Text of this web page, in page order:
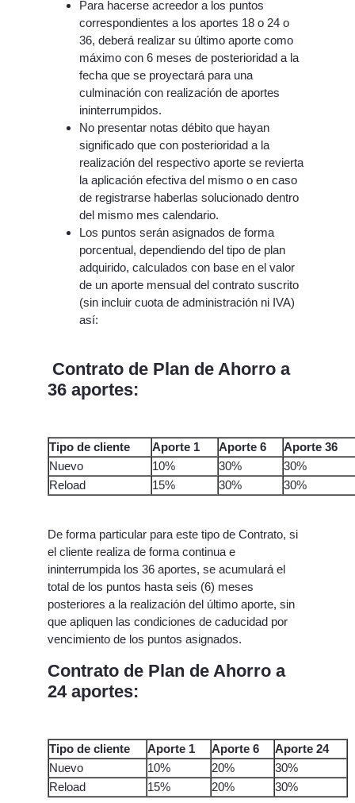
Para hacerse acreedor a los puntos
correspondientes a los aportes 18 o 24 o
36, deberá realizar su último aporte como
máximo con 6 meses de posterioridad a la
fecha que se proyectará para una
culminación con realización de aportes
ininterrumpidos.
No presentar notas débito que hayan
significado que con posterioridad a la
realización del respectivo aporte se revierta
la aplicación efectiva del mismo o en caso
de registrarse haberlas solucionado dentro
del mismo mes calendario.
Los puntos serán asignados de forma
porcentual, dependiendo del tipo de plan
adquirido, calculados con base en el valor
de un aporte mensual del contrato suscrito
(sin incluir cuota de administración ni IVA)
así:
Contrato de Plan de Ahorro a
36 aportes:
Tipo de cliente Aporte 1 Aporte 6
Aporte 36
Nuevo
10% 30%
30%
Reload
15% 30% 30%
De forma particular para este tipo de Contrato, si
el cliente realiza de forma continua e
ininterrumpida los 36 aportes, se acumulará el
total de los puntos hasta seis (6) meses
posteriores a la realización del último aporte, sin
que apliquen las condiciones de caducidad por
vencimiento de los puntos asignados.
Contrato de Plan de Ahorro a
24 aportes:
Tipo de cliente Aporte 1 Aporte 6
Aporte 24
Nuevo
10% 20%
30%
Reload
15% 20% 30%